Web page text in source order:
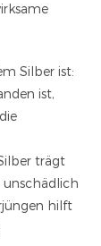
Silber ist:
ist,
trägt
unschädlich
hilft